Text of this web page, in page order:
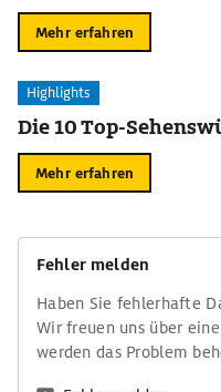
Mehr erfahren
Highlights
Die 10 Top-
Mehr erfahren
Fehler melden
Haben Sie fehlerhafte
Wir freuen uns über
werden das Problem